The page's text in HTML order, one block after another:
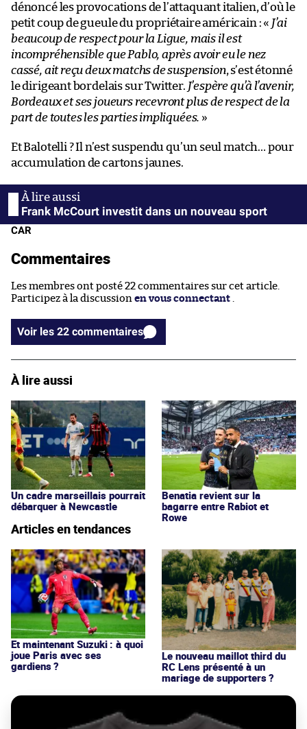
dénoncé les provocations de l’attaquant italien, d’où le
petit coup de gueule du propriétaire américain : « J’ai
beaucoup de respect pour la Ligue, mais il est
incompréhensible que Pablo, après avoir eu le nez
cassé, ait reçu deux matchs de suspension, s’est étonné
le dirigeant bordelais sur Twitter. J’espère qu’à l’avenir,
Bordeaux et ses joueurs recevront plus de respect de la
part de toutes les parties impliquées. »
Et Balotelli ? Il n’est suspendu qu’un seul match… pour
accumulation de cartons jaunes.
Frank McCourt investit dans un nouveau sport
CAR
Commentaires
Les membres ont posté 22 commentaires sur cet article.
Participez à la discussion en vous connectant
Voir les 22 commentaires
À lire aussi
Un cadre marseillais pourrait
débarquer à Newcastle
Benatia revient sur la
bagarre entre Rabiot et
Rowe
Articles en tendances
Et maintenant Suzuki : à quoi
joue Paris avec ses
gardiens ?
Le nouveau maillot third du
RC Lens présenté à un
mariage de supporters ?